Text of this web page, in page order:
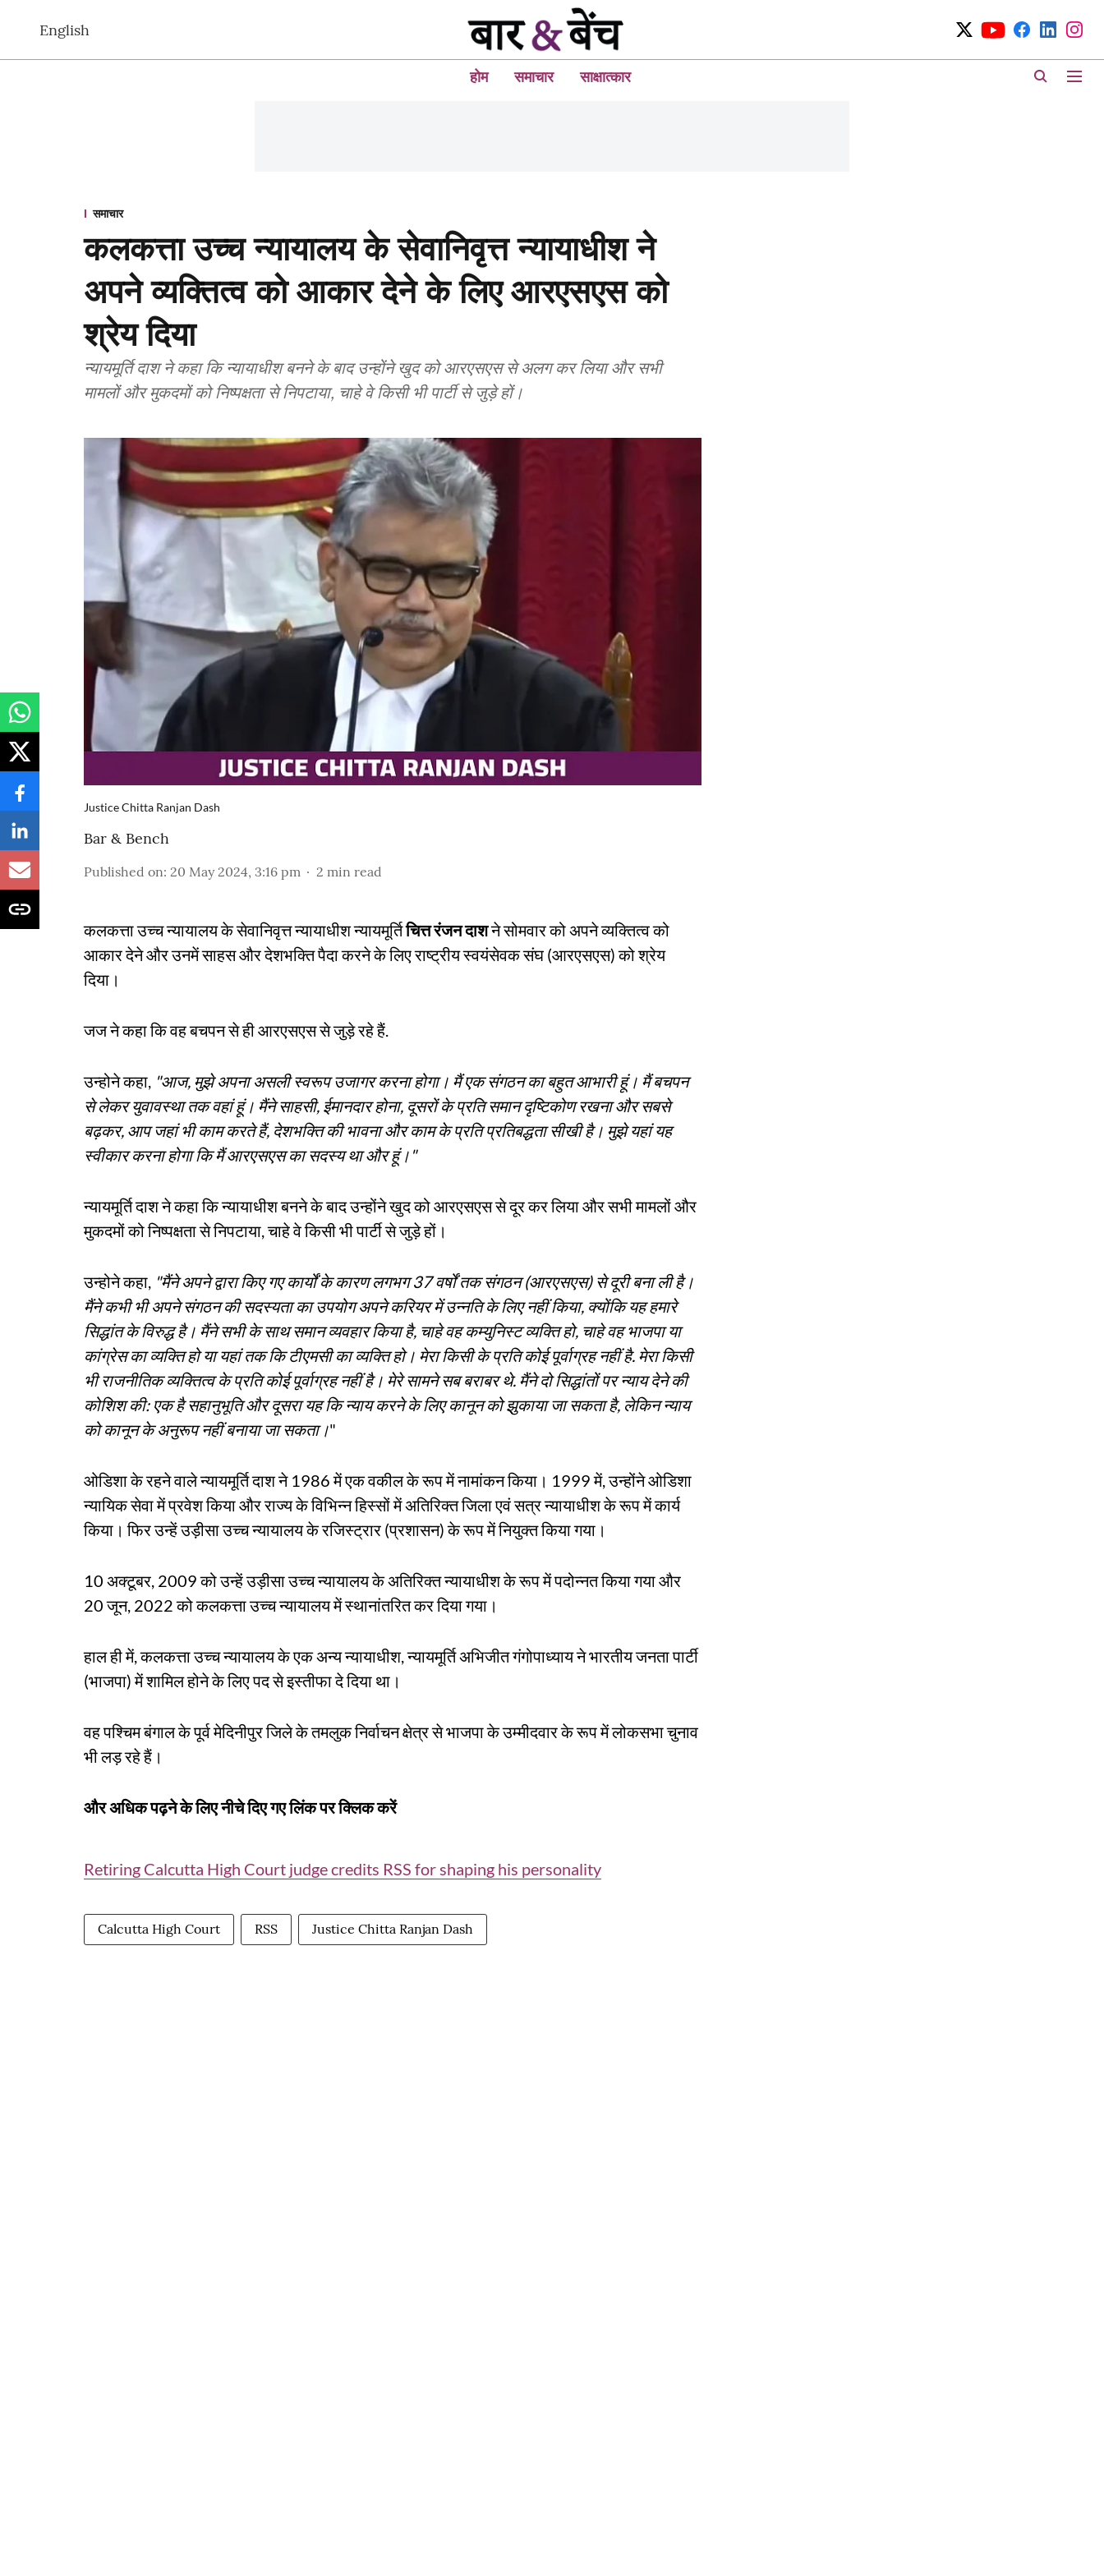
English
होम समाचार साक्षात्कार
समाचार
कलकत्ता उच्च न्यायालय के सेवानिवृत्त न्यायाधीश ने
अपने व्यक्तित्व को आकार देने के लिए आरएसएस को
श्रेय दिया
न्यायमूर्ति दाश ने कहा कि न्यायाधीश बनने के बाद उन्होंने खुद को आरएसएस से अलग कर लिया और सभी
मामलों और मुकदमों को निष्पक्षता से निपटाया, चाहे वे किसी भी पार्टी से जुड़े हों।
Justice Chitta Ranjan Dash
Bar & Bench
Published on: 20 May 2024, 3:16 pm 2 min read
कलकत्ता उच्च न्यायालय के सेवानिवृत्त न्यायाधीश न्यायमूर्तिचित्त रंजन दाशने सोमवार को अपने व्यक्तित्व को
आकार देने और उनमें साहस और देशभक्ति पैदा करने के लिए राष्ट्रीय स्वयंसेवक संघ (आरएसएस) को श्रेय
दिया।
जज ने कहा कि वह बचपन से ही आरएसएस से जुड़े रहे हैं.
उन्होने कहा, "आज, मुझे अपना असली स्वरूप उजागर करना होगा। मैं एक संगठन का बहुत आभारी हूं। मैं बचपन
से लेकर युवावस्था तक वहां हूं। मैंने साहसी, ईमानदार होना, दूसरों के प्रति समान दृष्टिकोण रखना और सबसे
बढ़कर, आप जहां भी काम करते हैं, देशभक्ति की भावना और काम के प्रति प्रतिबद्धता सीखी है। मुझे यहां यह
स्वीकार करना होगा कि मैं आरएसएस का सदस्य था और हूं।"
न्यायमूर्ति दाश ने कहा कि न्यायाधीश बनने के बाद उन्होंने खुद को आरएसएस से दूर कर लिया और सभी मामलों और
मुकदमों को निष्पक्षता से निपटाया, चाहे वे किसी भी पार्टी से जुड़े हों।
उन्होने कहा, "मैंने अपने द्वारा किए गए कार्यों के कारण लगभग 37 वर्षों तक संगठन (आरएसएस) से दूरी बना ली है।
मैंने कभी भी अपने संगठन की सदस्यता का उपयोग अपने करियर में उन्नति के लिए नहीं किया, क्योंकि यह हमारे
सिद्धांत के विरुद्ध है। मैंने सभी के साथ समान व्यवहार किया है, चाहे वह कम्युनिस्ट व्यक्ति हो, चाहे वह भाजपा या
कांग्रेस का व्यक्ति हो या यहां तक कि टीएमसी का व्यक्ति हो। मेरा किसी के प्रति कोई पूर्वाग्रह नहीं है. मेरा किसी
भी राजनीतिक व्यक्तित्व के प्रति कोई पूर्वाग्रह नहीं है। मेरे सामने सब बराबर थे. मैंने दो सिद्धांतों पर न्याय देने की
कोशिश की: एक है सहानुभूति और दूसरा यह कि न्याय करने के लिए कानून को झुकाया जा सकता है, लेकिन न्याय
को कानून के अनुरूप नहीं बनाया जा सकता।"
ओडिशा के रहने वाले न्यायमूर्ति दाश ने 1986 में एक वकील के रूप में नामांकन किया। 1999 में, उन्होंने ओडिशा
न्यायिक सेवा में प्रवेश किया और राज्य के विभिन्न हिस्सों में अतिरिक्त जिला एवं सत्र न्यायाधीश के रूप में कार्य
किया। फिर उन्हें उड़ीसा उच्च न्यायालय के रजिस्ट्रार (प्रशासन) के रूप में नियुक्त किया गया।
10 अक्टूबर, 2009 को उन्हें उड़ीसा उच्च न्यायालय के अतिरिक्त न्यायाधीश के रूप में पदोन्नत किया गया और
20 जून, 2022 को कलकत्ता उच्च न्यायालय में स्थानांतरित कर दिया गया।
हाल ही में, कलकत्ता उच्च न्यायालय के एक अन्य न्यायाधीश, न्यायमूर्ति अभिजीत गंगोपाध्याय ने भारतीय जनता पार्टी
(भाजपा) में शामिल होने के लिए पद से इस्तीफा दे दिया था।
वह पश्चिम बंगाल के पूर्व मेदिनीपुर जिले के तमलुक निर्वाचन क्षेत्र से भाजपा के उम्मीदवार के रूप में लोकसभा चुनाव
भी लड़ रहे हैं।
और अधिक पढ़ने के लिए नीचे दिए गए लिंक पर क्लिक करें
Retiring Calcutta High Court judge credits RSS for shaping his personality
Calcutta High Court RSS Justice Chitta Ranjan Dash